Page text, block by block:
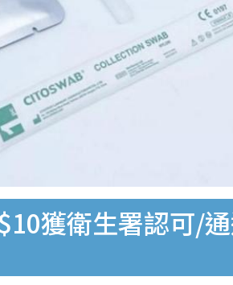
獲衛生署認可/